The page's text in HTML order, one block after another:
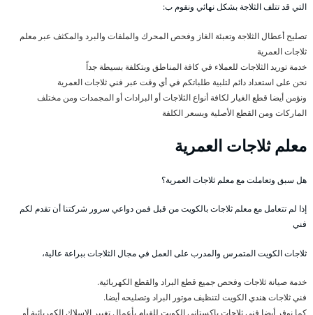
التي قد تتلف الثلاجة بشكل نهائي ونقوم ب:
تصليح أعطال الثلاجة وتعبئة الغاز وفحص المحرك والملفات والبرد والمكثف عبر معلم
ثلاجات العمرية
خدمة توريد الثلاجات للعملاء في كافة المناطق وبتكلفة بسيطة جداً
نحن على استعداد دائم لتلبية طلباتكم في أي وقت عبر فني ثلاجات العمرية
ونؤمن أيضا قطع الغيار لكافة أنواع الثلاجات أو البرادات أو المجمدات ومن مختلف
الماركات ومن القطع الأصلية وبسعر الكلفة
معلم ثلاجات العمرية
هل سبق وتعاملت مع معلم ثلاجات العمرية؟
إذا لم تتعامل مع معلم ثلاجات بالكويت من قبل فمن دواعي سرور شركتنا أن تقدم لكم
فني
ثلاجات الكويت المتمرس والمدرب على العمل في مجال الثلاجات ببراعة عالية،
خدمة صيانة ثلاجات وفحص جميع قطع البراد والقطع الكهربائية.
فني ثلاجات هندي الكويت لتنظيف موتور البراد وتصليحه أيضا.
كما نوفر أيضا فني ثلاجات باكستاني الكويت للقيام بأعمال تغيير الاسلاك الكهربائية أو